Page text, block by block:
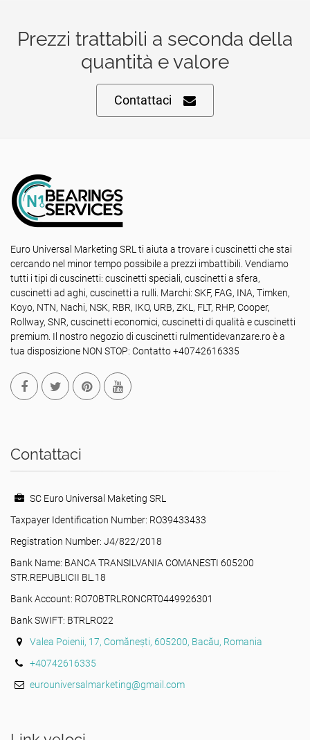
Prezzi trattabili a seconda della
quantità e valore
Contattaci
Euro Universal Marketing SRL ti aiuta a trovare i cuscinetti che stai
cercando nel minor tempo possibile a prezzi imbattibili. Vendiamo
tutti i tipi di cuscinetti: cuscinetti speciali, cuscinetti a sfera,
cuscinetti ad aghi, cuscinetti a rulli. Marchi: SKF, FAG, INA, Timken,
Koyo, NTN, Nachi, NSK, RBR, IKO, URB, ZKL, FLT, RHP, Cooper,
Rollway, SNR, cuscinetti economici, cuscinetti di qualità e cuscinetti
premium. Il nostro negozio di cuscinetti rulmentidevanzare.ro è a
tua disposizione NON STOP: Contatto +40742616335
Contattaci
SC Euro Universal Maketing SRL
Taxpayer Identification Number: RO39433433
Registration Number: J4/822/2018
Bank Name: BANCA TRANSILVANIA COMANESTI 605200
STR.REPUBLICII BL.18
Bank Account: RO70BTRLRONCRT0449926301
Bank SWIFT: BTRLRO22
Valea Poienii, 17, Comănești, 605200, Bacău, Romania
+40742616335
eurouniversalmarketing@gmail.com